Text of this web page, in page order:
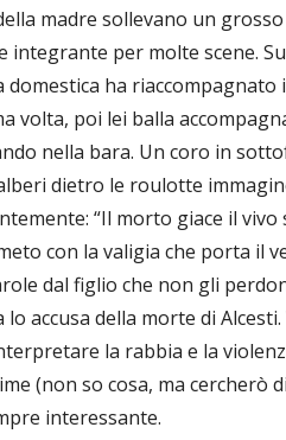
madre sollevano un
per molte scene.
domestica ha
volta, poi lei balla
nella bara. Un coro in
dietro le roulotte
“Il morto giace il vivo
con la valigia che porta il
dal figlio che non gli
accusa della morte di
la rabbia e la
(non so cosa, ma cercherò
interessante.